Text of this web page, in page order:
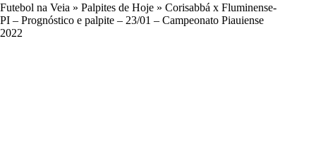
Futebol na Veia » Palpites de Hoje » Corisabbá x Fluminense-
PI – Prognóstico e palpite – 23/01 – Campeonato Piauiense
2022